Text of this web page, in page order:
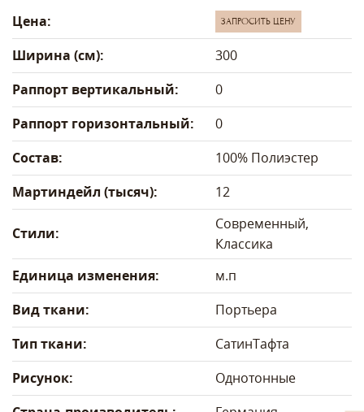
Цена: ЗАПРОСИТЬ ЦЕНУ
Ширина (см):
300
Раппорт вертикальный:
0
Раппорт горизонтальный:
0
Состав:
100% Полиэстер
Мартиндейл (тысяч):
12
Стили:
Современный,
Классика
Единица изменения:
м.п
Вид ткани:
Портьера
Тип ткани:
СатинТафта
Рисунок:
Однотонные